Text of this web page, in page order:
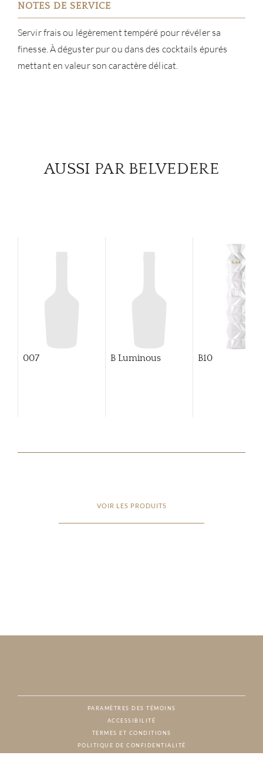
NOTES DE SERVICE
Servir frais ou légèrement tempéré pour révéler sa
finesse. À déguster pur ou dans des cocktails épurés
mettant en valeur son caractère délicat.
AUSSI PAR BELVEDERE
007 B Luminous B10
VOIR LES PRODUITS
PARAMÈTRES DES TÉMOINS
ACCESSIBILITÉ
TERMES ET CONDITIONS
POLITIQUE DE CONFIDENTIALITÉ